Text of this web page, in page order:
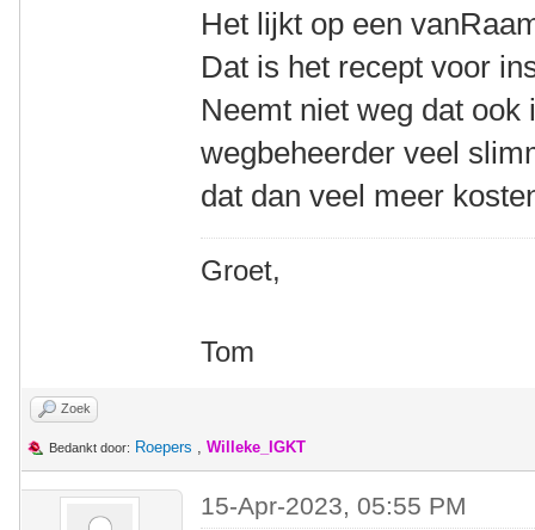
Het lijkt op een
Dat is het recept voor
Neemt niet weg dat ook
wegbeheerder veel
dat dan veel meer
Groet,
Tom
Zoek
Bedankt door: Roepers , Willeke_IGKT
15-Apr-2023, 05:55 PM